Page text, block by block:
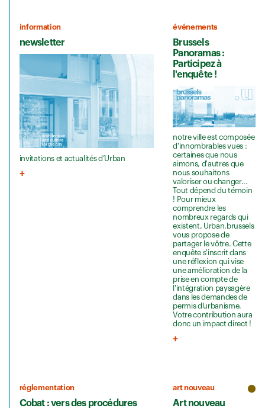
information
newsletter
invitations et actualités d’Urban
événements
Brussels
Panoramas :
Participez à
l'enquête !
notre ville est composée
d'innombrables vues :
certaines que nous
aimons, d'autres que
nous souhaitons
valoriser ou changer...
Tout dépend du témoin
! Pour mieux
comprendre les
nombreux regards qui
existent, Urban.brussels
vous propose de
partager le vôtre. Cette
enquête s'inscrit dans
une réflexion qui vise
une amélioration de la
prise en compte de
l'intégration paysagère
dans les demandes de
permis d’urbanisme.
Votre contribution aura
donc un impact direct !
réglementation
Cobat : vers des procédures
art nouveau
Art nouveau